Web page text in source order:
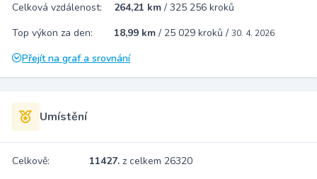
Celková vzdálenost:
264,21 km / 325 256 kroků
Top výkon za den:
18,99 km / 25 029 kroků / 30. 4. 2026
Přejít na graf a srovnání
Umístění
Celkově: 11427. z celkem 26320